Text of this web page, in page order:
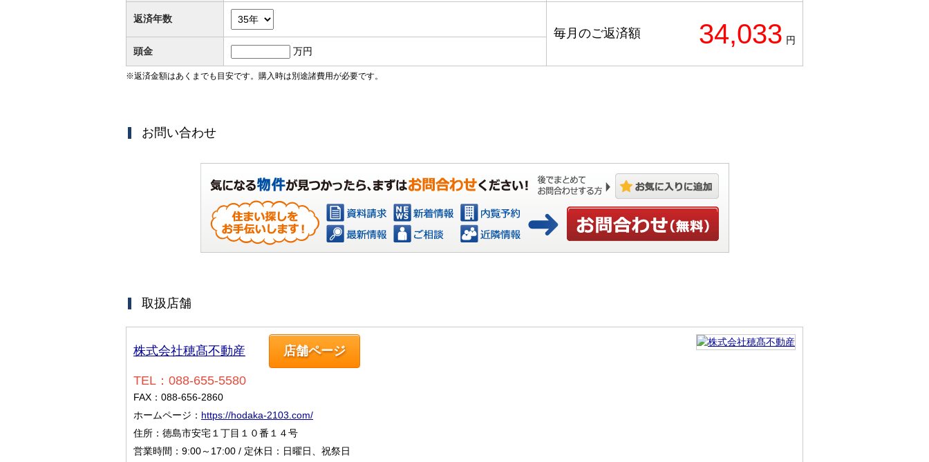
返済年数
毎月のご返済額 34,033 円
頭金
万円
※返済金額はあくまでも目安です。購入時は別途諸費用が必要です。
お問い合わせ
お気に入りに追加
取扱店舗
株式会社穂髙不動産 店舗ページ
TEL：088-655-5580
FAX：088-656-2860
ホームページ： https://hodaka-2103.com/
住所：徳島市安宅１丁目１０番１４号
営業時間：9:00～17:00 / 定休日：日曜日、祝祭日